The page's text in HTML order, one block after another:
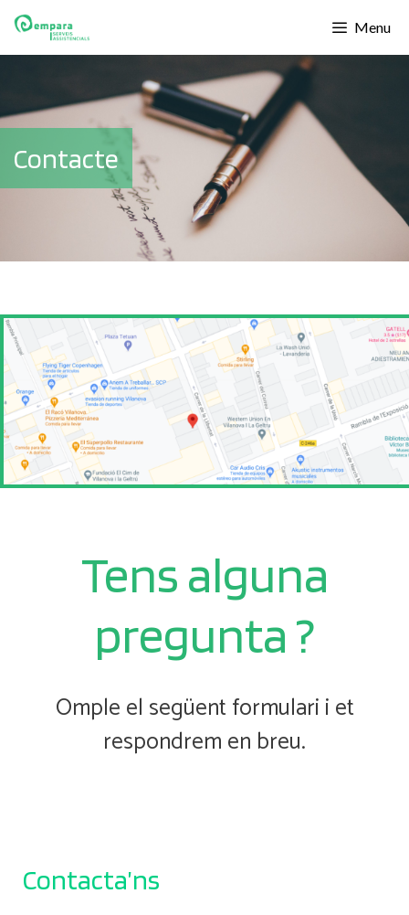
Menu
Contacte
Tens alguna
pregunta ?
Omple el següent formulari i et
respondrem en breu.
Contacta’ns